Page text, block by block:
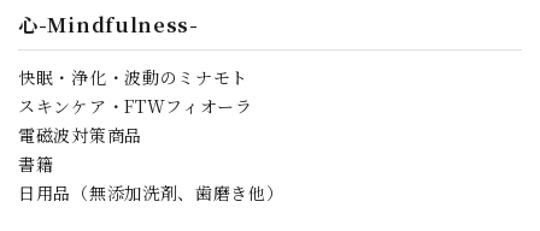
心-Mindfulness-
快眠・浄化・波動のミナモト
スキンケア・FTWフィオーラ
電磁波対策商品
書籍
日用品（無添加洗剤、歯磨き他）